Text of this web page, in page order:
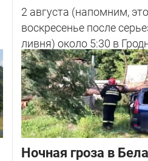
2 августа (напомним,
воскресенье после
ливня) около 5:30 в
улице Советских
у...
Ночная гроза в